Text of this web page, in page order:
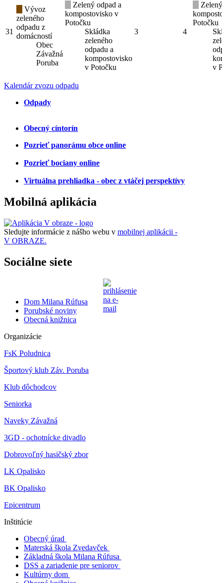
31
Vývoz
zeleného
odpadu z
domácností
Obec
Závažná
Poruba
Zelený odpad a
kompostovisko v
Potočku
Skládka
zeleného
odpadu a
kompostovisko
v Potočku
3 4
Potočku
v
Kalendár zvozu odpadu
Odpady
Obecný cíntorín
Pozrieť panorámu obce online
Pozrieť bociany online
Virtuálna prehliadka - obec z vtáčej perspektívy
Mobilná aplikácia
Sledujte informácie z nášho webu v mobilnej aplikácii -
V OBRAZE.
Sociálne siete
Dom Milana Rúfusa
Porubské noviny
Obecná knižnica
Organizácie
FsK Poludnica
Športový klub Záv. Poruba
Klub dôchodcov
Seniorka
Naveky Závažná
3GD - ochotnícke divadlo
Dobrovoľný hasičský zbor
LK Opalisko
BK Opalisko
Epicentrum
Inštitúcie
Obecný úrad
Materská škola Zvedavček
Základná škola Milana Rúfusa
DSS a zariadenie pre seniorov
Kultúrny dom